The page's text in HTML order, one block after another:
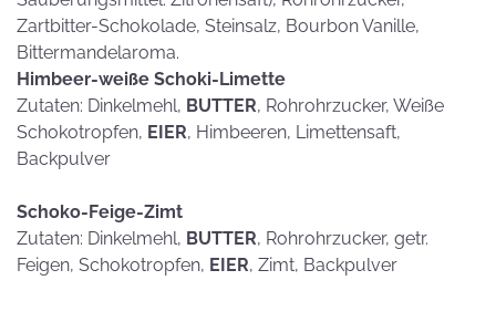
Zartbitter-Schokolade, Steinsalz, Bourbon Vanille,
Bittermandelaroma.
Himbeer-weiße Schoki-Limette
Zutaten: Dinkelmehl, BUTTER, Rohrohrzucker, Weiße
Schokotropfen, EIER, Himbeeren, Limettensaft,
Backpulver
Schoko-Feige-Zimt
Zutaten: Dinkelmehl, BUTTER, Rohrohrzucker, getr.
Feigen, Schokotropfen, EIER, Zimt, Backpulver